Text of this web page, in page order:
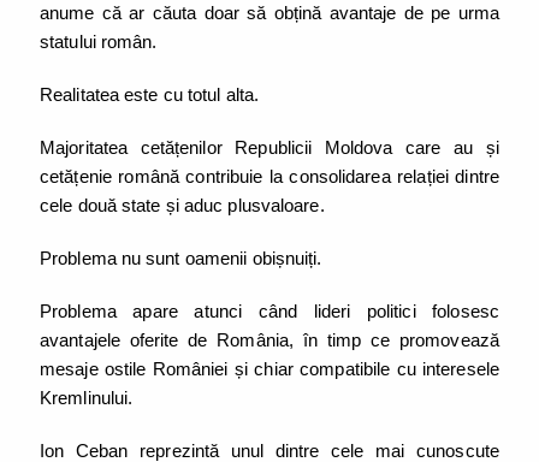
anume că ar căuta doar să obțină avantaje de pe urma
statului român.
Realitatea este cu totul alta.
Majoritatea cetățenilor Republicii Moldova care au și
cetățenie română contribuie la consolidarea relației dintre
cele două state și aduc plusvaloare.
Problema nu sunt oamenii obișnuiți.
Problema apare atunci când lideri politici folosesc
avantajele oferite de România, în timp ce promovează
mesaje ostile României și chiar compatibile cu interesele
Kremlinului.
Ion Ceban reprezintă unul dintre cele mai cunoscute